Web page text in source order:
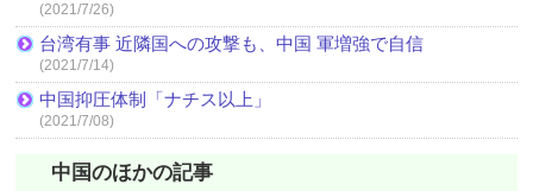
(2021/7/26)
台湾有事 近隣国への攻撃も、中国 軍増強で自信
(2021/7/14)
中国抑圧体制「ナチス以上」
(2021/7/08)
中国のほかの記事